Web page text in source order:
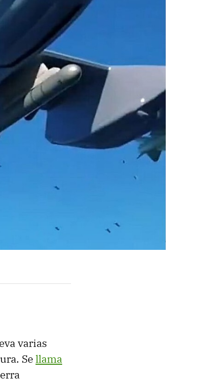
varias
Sellama